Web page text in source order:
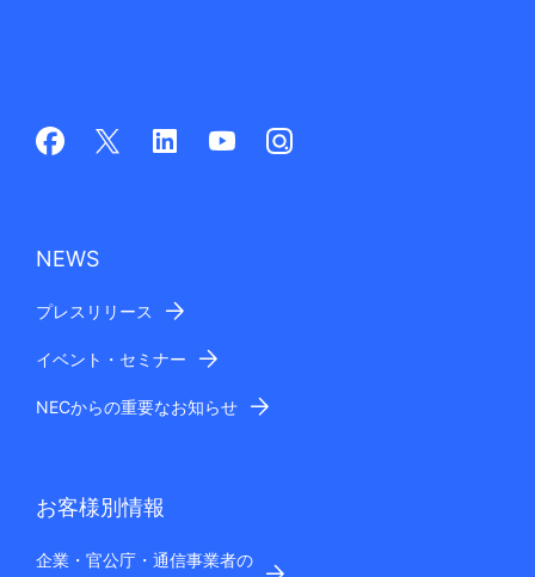
NEWS
プレスリリース
イベント・セミナー
NECからの重要なお知らせ
お客様別情報
企業・官公庁・通信事業者の